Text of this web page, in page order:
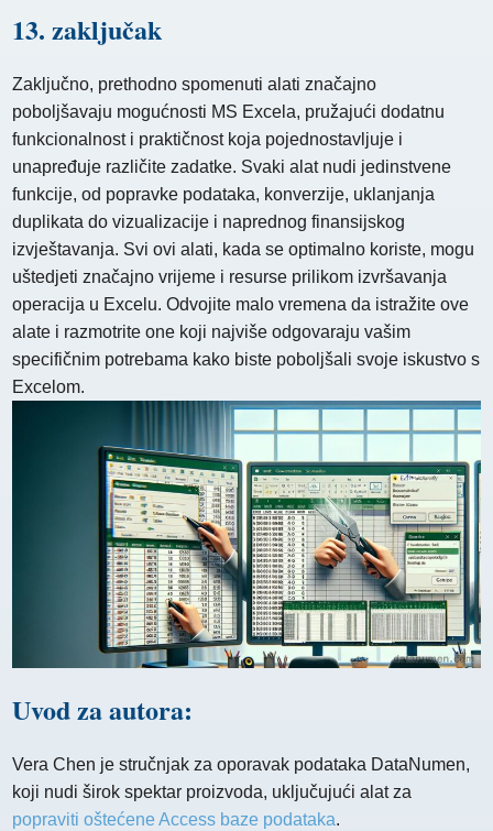
13. zaključak
Zaključno, prethodno spomenuti alati značajno
poboljšavaju mogućnosti MS Excela, pružajući dodatnu
funkcionalnost i praktičnost koja pojednostavljuje i
unapređuje različite zadatke. Svaki alat nudi jedinstvene
funkcije, od popravke podataka, konverzije, uklanjanja
duplikata do vizualizacije i naprednog finansijskog
izvještavanja. Svi ovi alati, kada se optimalno koriste, mogu
uštedjeti značajno vrijeme i resurse prilikom izvršavanja
operacija u Excelu. Odvojite malo vremena da istražite ove
alate i razmotrite one koji najviše odgovaraju vašim
specifičnim potrebama kako biste poboljšali svoje iskustvo s
Excelom.
Uvod za autora:
Vera Chen je stručnjak za oporavak podataka DataNumen,
koji nudi širok spektar proizvoda, uključujući alat za
popraviti oštećene Access baze podataka.